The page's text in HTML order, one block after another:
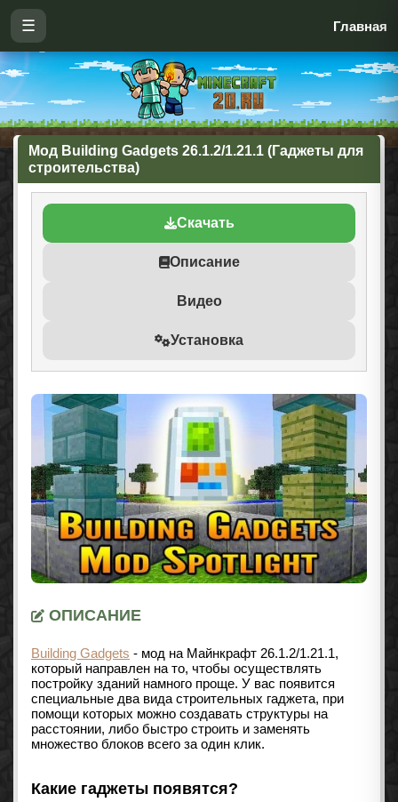
☰ Главная
Мод Building Gadgets 26.1.2/1.21.1 (Гаджеты для
строительства)
Скачать
Описание
Видео
Установка
ОПИСАНИЕ
Building Gadgets - мод на Майнкрафт 26.1.2/1.21.1,
который направлен на то, чтобы осуществлять
постройку зданий намного проще. У вас появится
специальные два вида строительных гаджета, при
помощи которых можно создавать структуры на
расстоянии, либо быстро строить и заменять
множество блоков всего за один клик.
Какие гаджеты появятся?